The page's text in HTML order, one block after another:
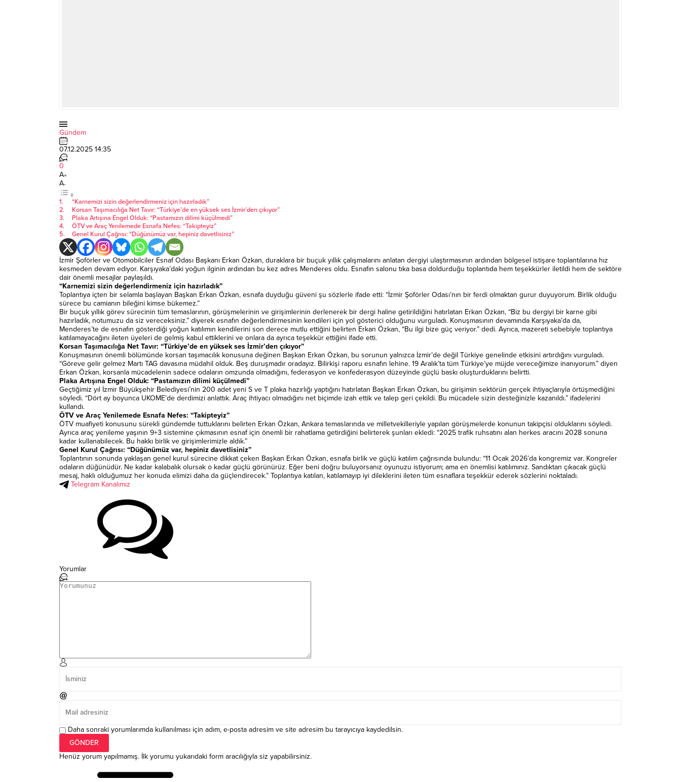
Gündem
07.12.2025 14:35
0
A+
A-
“Karnemizi sizin değerlendirmeniz için hazırladık”
Korsan Taşımacılığa Net Tavır: “Türkiye’de en yüksek ses İzmir’den çıkıyor”
Plaka Artışına Engel Olduk: “Pastamızın dilimi küçülmedi”
ÖTV ve Araç Yenilemede Esnafa Nefes: “Takipteyiz”
Genel Kurul Çağrısı: “Düğünümüz var, hepiniz davetlisiniz”
İzmir Şoförler ve Otomobilciler Esnaf Odası Başkanı Erkan Özkan, duraklara bir buçuk yıllık çalışmalarını anlatan dergiyi ulaştırmasının ardından bölgesel istişare toplantılarına hız
kesmeden devam ediyor. Karşıyaka’daki yoğun ilginin ardından bu kez adres Menderes oldu. Esnafın salonu tıka basa doldurduğu toplantıda hem teşekkürler iletildi hem de sektöre
dair önemli mesajlar paylaşıldı.
“Karnemizi sizin değerlendirmeniz için hazırladık”
Toplantıya içten bir selamla başlayan Başkan Erkan Özkan, esnafa duyduğu güveni şu sözlerle ifade etti: “İzmir Şoförler Odası’nın bir ferdi olmaktan gurur duyuyorum. Birlik olduğu
sürece bu camianın bileğini kimse bükemez.”
Bir buçuk yıllık görev sürecinin tüm temaslarının, görüşmelerinin ve girişimlerinin derlenerek bir dergi haline getirildiğini hatırlatan Erkan Özkan, “Biz bu dergiyi bir karne gibi
hazırladık, notumuzu da siz vereceksiniz.” diyerek esnafın değerlendirmesinin kendileri için yol gösterici olduğunu vurguladı. Konuşmasının devamında Karşıyaka’da da,
Menderes’te de esnafın gösterdiği yoğun katılımın kendilerini son derece mutlu ettiğini belirten Erkan Özkan, “Bu ilgi bize güç veriyor.” dedi. Ayrıca, mazereti sebebiyle toplantıya
katılamayacağını ileten üyeleri de gelmiş kabul ettiklerini ve onlara da ayrıca teşekkür ettiğini ifade etti.
Korsan Taşımacılığa Net Tavır: “Türkiye’de en yüksek ses İzmir’den çıkıyor”
Konuşmasının önemli bölümünde korsan taşımacılık konusuna değinen Başkan Erkan Özkan, bu sorunun yalnızca İzmir’de değil Türkiye genelinde etkisini artırdığını vurguladı.
“Göreve gelir gelmez Martı TAG davasına müdahil olduk. Beş duruşmadır oradayız. Bilirkişi raporu esnafın lehine. 19 Aralık’ta tüm Türkiye’ye müjde vereceğimize inanıyorum.” diyen
Erkan Özkan, korsanla mücadelenin sadece odaların omzunda olmadığını, federasyon ve konfederasyon düzeyinde güçlü baskı oluşturduklarını belirtti.
Plaka Artışına Engel Olduk: “Pastamızın dilimi küçülmedi”
Geçtiğimiz yıl İzmir Büyükşehir Belediyesi’nin 200 adet yeni S ve T plaka hazırlığı yaptığını hatırlatan Başkan Erkan Özkan, bu girişimin sektörün gerçek ihtiyaçlarıyla örtüşmediğini
söyledi. “Dört ay boyunca UKOME’de derdimizi anlattık. Araç ihtiyacı olmadığını net biçimde izah ettik ve talep geri çekildi. Bu mücadele sizin desteğinizle kazanıldı.” ifadelerini
kullandı.
ÖTV ve Araç Yenilemede Esnafa Nefes: “Takipteyiz”
ÖTV muafiyeti konusunu sürekli gündemde tuttuklarını belirten Erkan Özkan, Ankara temaslarında ve milletvekilleriyle yapılan görüşmelerde konunun takipçisi olduklarını söyledi.
Ayrıca araç yenileme yaşının 9+3 sistemine çıkmasının esnaf için önemli bir rahatlama getirdiğini belirterek şunları ekledi: “2025 trafik ruhsatını alan herkes aracını 2028 sonuna
kadar kullanabilecek. Bu hakkı birlik ve girişimlerimizle aldık.”
Genel Kurul Çağrısı: “Düğünümüz var, hepiniz davetlisiniz”
Toplantının sonunda yaklaşan genel kurul sürecine dikkat çeken Başkan Erkan Özkan, esnafa birlik ve güçlü katılım çağrısında bulundu: “11 Ocak 2026’da kongremiz var. Kongreler
odaların düğünüdür. Ne kadar kalabalık olursak o kadar güçlü görünürüz. Eğer beni doğru buluyorsanız oyunuzu istiyorum; ama en önemlisi katılımınız. Sandıktan çıkacak güçlü
mesaj, haklı olduğumuz her konuda elimizi daha da güçlendirecek.” Toplantıya katılan, katılamayıp iyi dileklerini ileten tüm esnaflara teşekkür ederek sözlerini noktaladı.
Telegram Kanalımız
Yorumlar
Daha sonraki yorumlarımda kullanılması için adım, e-posta adresim ve site adresim bu tarayıcıya kaydedilsin.
Henüz yorum yapılmamış. İlk yorumu yukarıdaki form aracılığıyla siz yapabilirsiniz.